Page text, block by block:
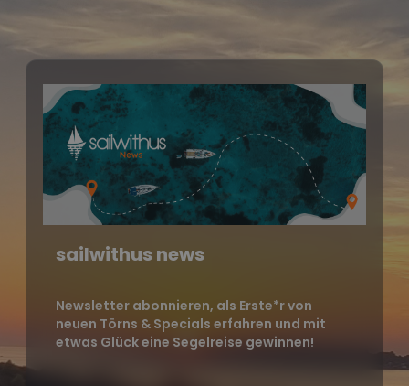
sailwithus news
Newsletter abonnieren, als Erste*r von
neuen Törns & Specials erfahren und mit
etwas Glück eine Segelreise gewinnen!